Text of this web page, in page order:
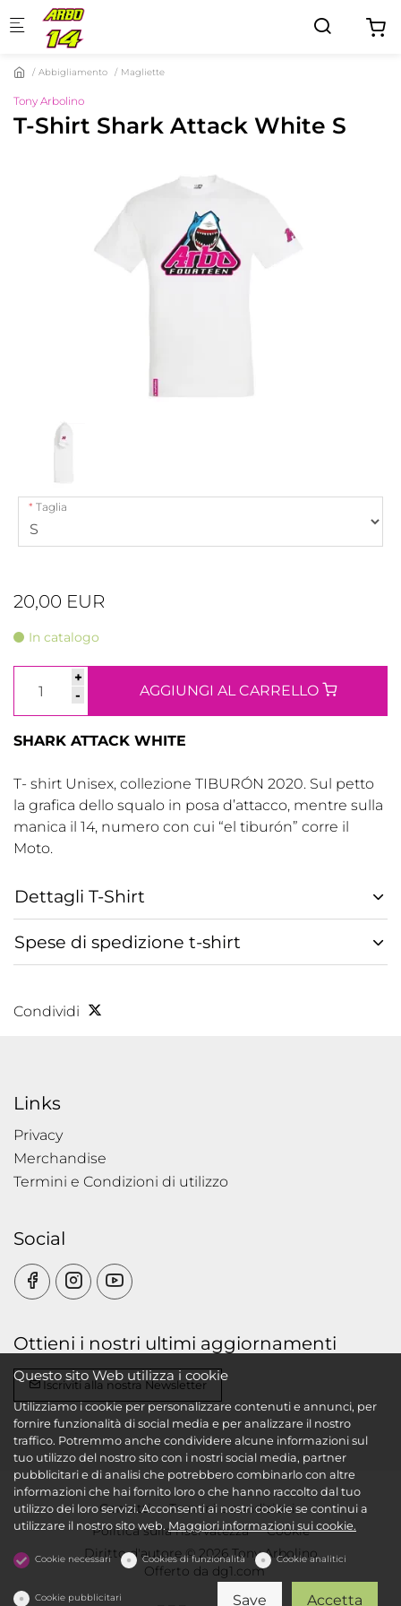
Skip to main content
Abbigliamento Magliette
Tony Arbolino
T-Shirt Shark Attack White S
Taglia
20,00 EUR
In catalogo
+
-
AGGIUNGI AL CARRELLO
SHARK ATTACK WHITE
T- shirt Unisex, collezione TIBURÓN 2020. Sul petto
la grafica dello squalo in posa d’attacco, mentre sulla
manica il 14, numero con cui “el tiburón” corre il
Moto.
Dettagli T-Shirt
Spese di spedizione t-shirt
Condividi
Links
Privacy
Merchandise
Termini e Condizioni di utilizzo
Social
Ottieni i nostri ultimi aggiornamenti
Iscriviti alla nostra Newsletter
Contatti
Termini e condizioni
Politica sulla riservatezza
Cookie
Diritto d'autore © 2026 Tony Arbolino
Offerto da dg1.com
Questo sito Web utilizza i cookie
Utilizziamo i cookie per personalizzare contenuti e annunci, per
fornire funzionalità di social media e per analizzare il nostro
traffico. Potremmo anche condividere alcune informazioni sul
tuo utilizzo del nostro sito con i nostri social media, partner
pubblicitari e di analisi che potrebbero combinarlo con altre
informazioni che hai fornito loro o che hanno raccolto dal tuo
utilizzo dei loro servizi. Acconsenti ai nostri cookie se continui a
utilizzare il nostro sito web.Maggiori informazioni sui cookie.
Cookie necessari Cookies di funzionalità Cookie analitici
Cookie pubblicitari Accetta
Save